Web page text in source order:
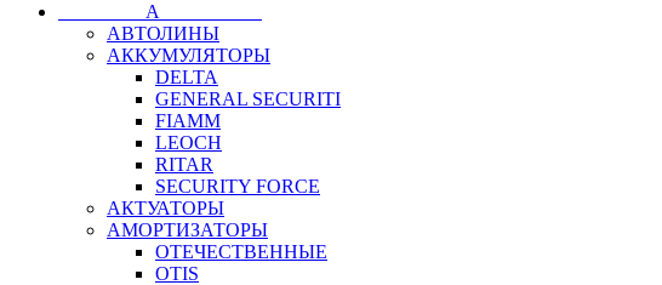
⠀⠀⠀⠀⠀⠀А⠀⠀⠀⠀⠀⠀⠀
АВТОЛИНЫ
АККУМУЛЯТОРЫ
DELTA
GENERAL SECURITI
FIAMM
LEOCH
RITAR
SECURITY FORCE
АКТУАТОРЫ
АМОРТИЗАТОРЫ
ОТЕЧЕСТВЕННЫЕ
OTIS